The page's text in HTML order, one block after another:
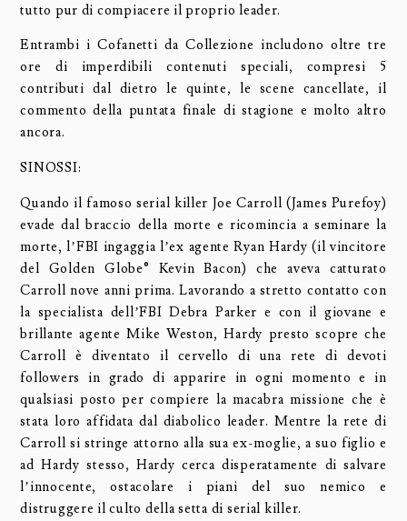
tutto pur di compiacere il proprio leader.
Entrambi i Cofanetti da Collezione includono oltre tre
ore di imperdibili contenuti speciali, compresi 5
contributi dal dietro le quinte, le scene cancellate, il
commento della puntata finale di stagione e molto altro
ancora.
SINOSSI:
Quando il famoso serial killer Joe Carroll (James Purefoy)
evade dal braccio della morte e ricomincia a seminare la
morte, l’FBI ingaggia l’ex agente Ryan Hardy (il vincitore
del Golden Globe® Kevin Bacon) che aveva catturato
Carroll nove anni prima. Lavorando a stretto contatto con
la specialista dell’FBI Debra Parker e con il giovane e
brillante agente Mike Weston, Hardy presto scopre che
Carroll è diventato il cervello di una rete di devoti
followers in grado di apparire in ogni momento e in
qualsiasi posto per compiere la macabra missione che è
stata loro affidata dal diabolico leader. Mentre la rete di
Carroll si stringe attorno alla sua ex-moglie, a suo figlio e
ad Hardy stesso, Hardy cerca disperatamente di salvare
l’innocente, ostacolare i piani del suo nemico e
distruggere il culto della setta di serial killer.